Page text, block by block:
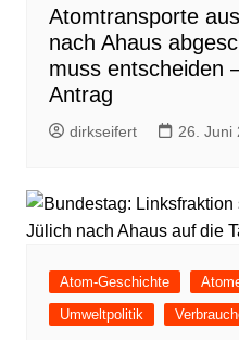
Atomtransporte
nach Ahaus
muss entscheiden
Antrag
dirkseifert 26. Juni
Atom-Geschichte
Umweltpolitik